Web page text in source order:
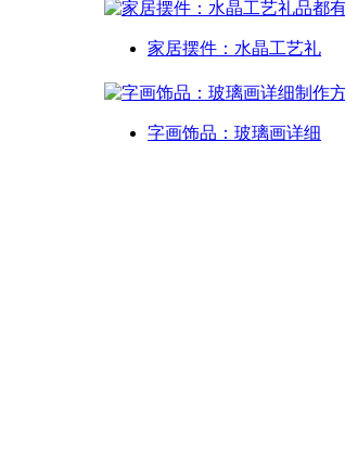
家居摆件：水晶工艺礼
字画饰品：玻璃画详细